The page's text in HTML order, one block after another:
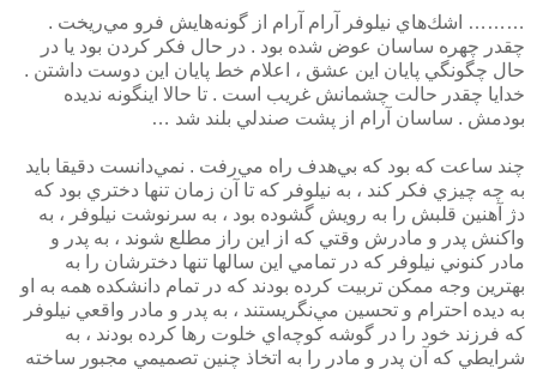
……… اشك‌هاي نيلوفر آرام آرام از گونه‌هايش فرو مي‌ريخت .
چقدر چهره ساسان عوض شده بود . در حال فكر كردن بود يا در
حال چگونگي پايان اين عشق ،‌ اعلام خط پايان اين دوست داشتن .
خدايا چقدر حالت چشمانش غريب است . تا حالا اينگونه نديده
بودمش . ساسان آرام از پشت صندلي بلند شد …
چند ساعت كه بود كه بي‌هدف راه مي‌رفت . نمي‌دانست دقيقا بايد
به چه چيزي فكر كند ، به نيلوفر كه تا آن زمان تنها دختري بود كه
دژ آهنين قلبش را به رويش گشوده بود ، به سرنوشت نيلوفر ،‌ به
واكنش پدر و مادرش وقتي كه از اين راز مطلع شوند ، به پدر و
مادر كنوني نيلوفر كه در تمامي اين سالها تنها دخترشان را به
بهترين وجه ممكن تربيت كرده بودند كه در تمام دانشكده همه به او
به ديده احترام و تحسين مي‌نگريستند ، به پدر و مادر واقعي نيلوفر
كه فرزند خود را در گوشه كوچه‌اي خلوت رها كرده بودند ،‌ به
شرايطي كه آن پدر و مادر را به اتخاذ چنين تصميمي مجبور ساخته